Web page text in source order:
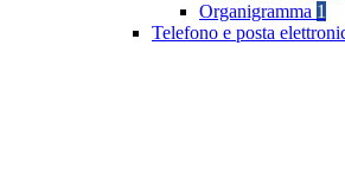
Organigramma 1
Telefono e posta